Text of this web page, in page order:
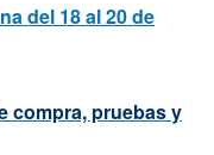
del 18 al 20 de
compra, pruebas y